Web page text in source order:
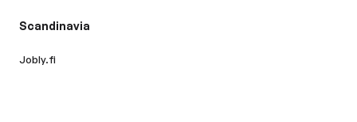
Scandinavia
Jobly.fi